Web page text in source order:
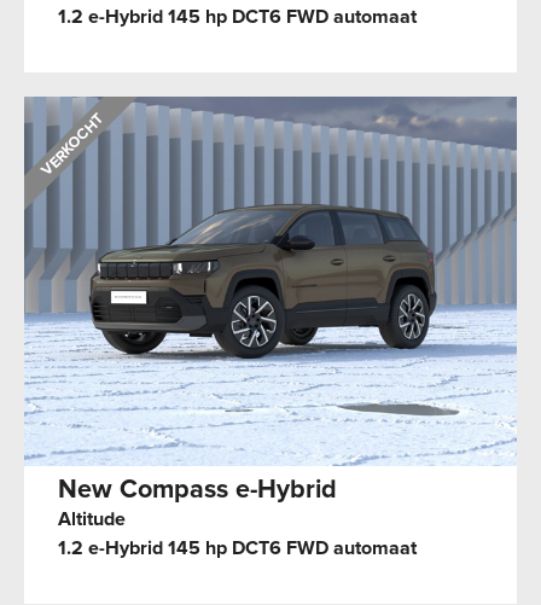
1.2 e-Hybrid 145 hp DCT6 FWD automaat
New Compass e-Hybrid
Altitude
1.2 e-Hybrid 145 hp DCT6 FWD automaat